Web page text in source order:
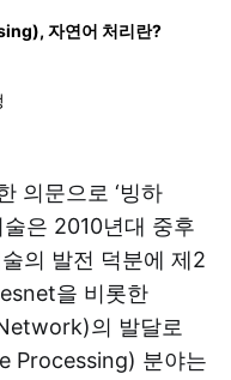
자연어 처리란?
의문으로 ‘빙하
술은 2010년대 중후
의 발전 덕분에 제2
을 비롯한
의 발달로
Processing) 분야는